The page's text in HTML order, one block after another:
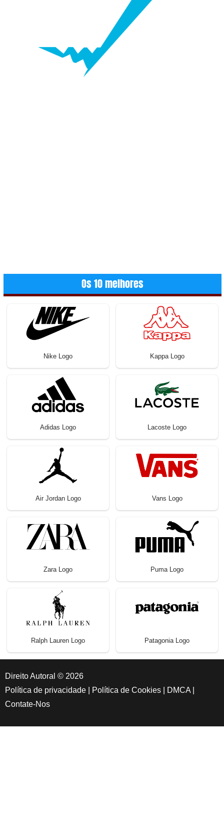
Os 10 melhores
Nike Logo Kappa Logo
Adidas Logo Lacoste Logo
Air Jordan Logo Vans Logo
Zara Logo Puma Logo
Ralph Lauren Logo Patagonia Logo
Direito Autoral © 2026
Política de privacidade
Política de Cookies DMCA
Contate-Nos